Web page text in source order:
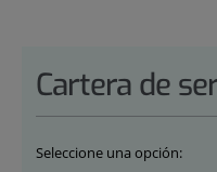
Cartera de
Seleccione una opción: